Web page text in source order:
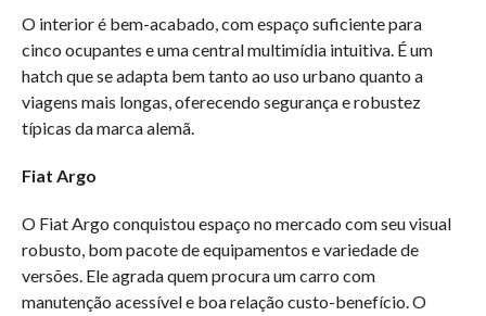
O interior é bem-acabado, com espaço suficiente para
cinco ocupantes e uma central multimídia intuitiva. É um
hatch que se adapta bem tanto ao uso urbano quanto a
viagens mais longas, oferecendo segurança e robustez
típicas da marca alemã.
Fiat Argo
O Fiat Argo conquistou espaço no mercado com seu visual
robusto, bom pacote de equipamentos e variedade de
versões. Ele agrada quem procura um carro com
manutenção acessível e boa relação custo-benefício. O